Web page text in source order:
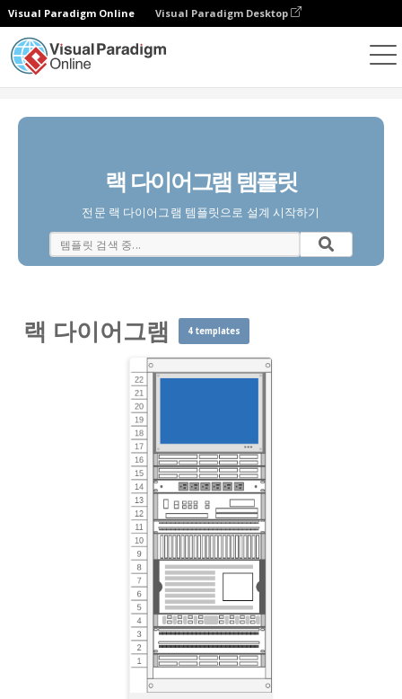
Visual Paradigm Online Visual Paradigm Desktop
랙 다이어그램 템플릿
전문 랙 다이어그램 템플릿으로 설계 시작하기
랙 다이어그램 4 templates